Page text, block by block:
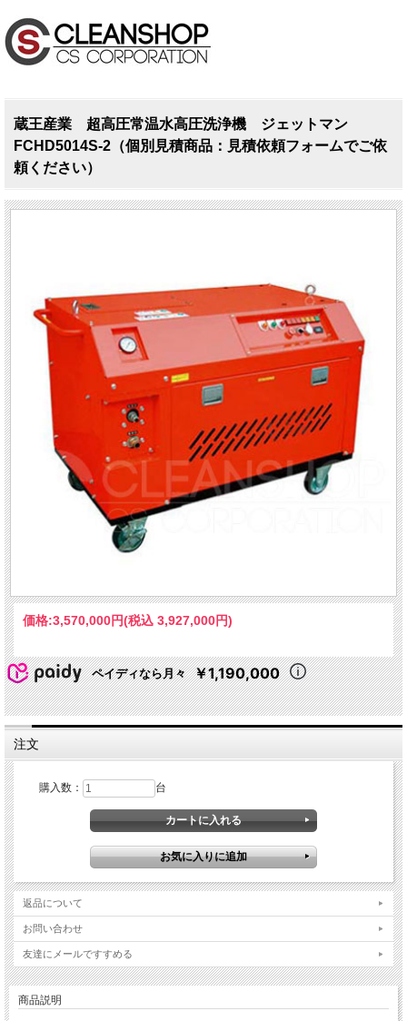
蔵王産業 超高圧常温水高圧洗浄機 ジェットマン
FCHD5014S-2（個別見積商品：見積依頼フォームでご依
頼ください）
価格:3,570,000円(税込 3,927,000円)
ペイディなら月々 ￥1,190,000
注文
購入数： 台
返品について
お問い合わせ
友達にメールですすめる
商品説明